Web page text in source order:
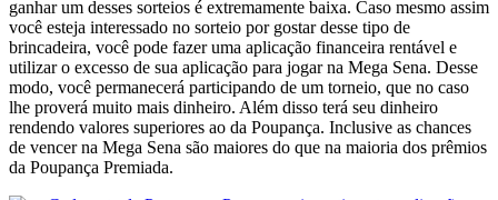
ganhar um desses sorteios é extremamente baixa. Caso mesmo assim
você esteja interessado no sorteio por gostar desse tipo de
brincadeira, você pode fazer uma aplicação financeira rentável e
utilizar o excesso de sua aplicação para jogar na Mega Sena. Desse
modo, você permanecerá participando de um torneio, que no caso
lhe proverá muito mais dinheiro. Além disso terá seu dinheiro
rendendo valores superiores ao da Poupança. Inclusive as chances
de vencer na Mega Sena são maiores do que na maioria dos prêmios
da Poupança Premiada.